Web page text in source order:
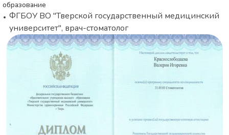
образование
ФГБОУ ВО "Тверской государственный медицинский
университет", врач-стоматолог